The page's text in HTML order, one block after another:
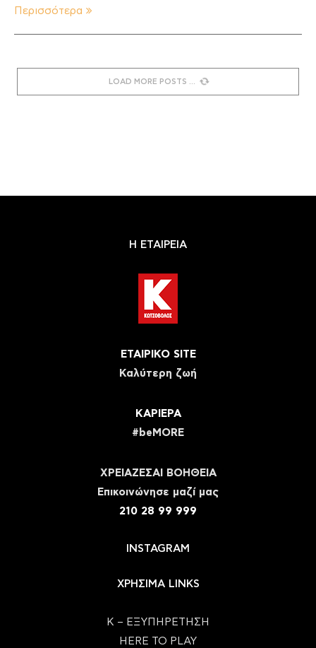
Περισσότερα
LOAD MORE POSTS
Η ΕΤΑΙΡΕΙΑ
ΕΤΑΙΡΙΚΟ SITE
Καλύτερη ζωή
ΚΑΡΙΕΡΑ
#beMORE
ΧΡΕΙΑΖΕΣΑΙ ΒΟΗΘΕΙΑ
Eπικοινώνησε μαζί μας
210 28 99 999
INSTAGRAM
ΧΡΗΣΙΜΑ LINKS
Κ – ΕΞΥΠΗΡΕΤΗΣΗ
HERE TO PLAY